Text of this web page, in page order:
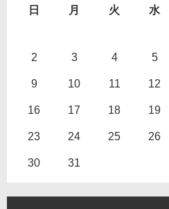
日 月 火 水
2 3 4 5
9 10 11 12
16 17 18 19
23 24 25 26
30 31